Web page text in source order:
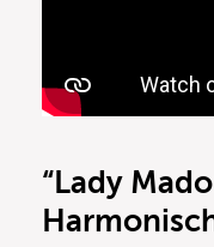
“Lady